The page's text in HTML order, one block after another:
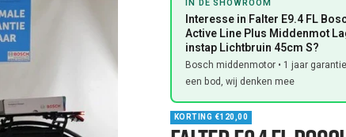
IN DE SHOWROOM
Interesse in Falter E9.4 FL
Active Line Plus Middenmot
instap Lichtbruin 45cm S?
Bosch middenmotor • 1 jaar
een bod, wij denken mee
KORTING €120,00